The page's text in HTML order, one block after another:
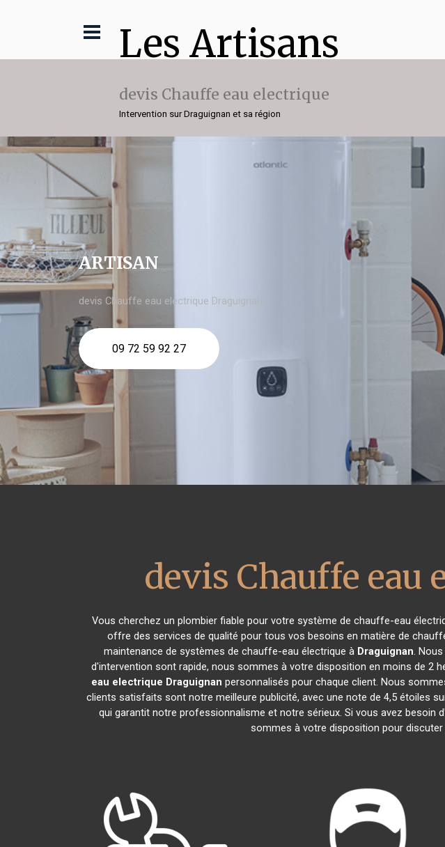
Les Artisans
devis Chauffe eau electrique
Intervention sur Draguignan et sa région
ARTISAN
devis Chauffe eau electrique Draguignan
09 72 59 92 27
devis Chauffe eau
Vous cherchez un plombier fiable pour votre système de chauffe-eau
offre des services de qualité pour tous vos besoins en matière de
maintenance de systèmes de chauffe-eau électrique à Draguignan.
d'intervention sont rapide, nous sommes à votre disposition en moins de
eau electrique Draguignan personnalisés pour chaque client. Nous
clients satisfaits sont notre meilleure publicité, avec une note de 4,5 étoiles
qui garantit notre professionnalisme et notre sérieux. Si vous avez besoin
sommes à votre disposition pour